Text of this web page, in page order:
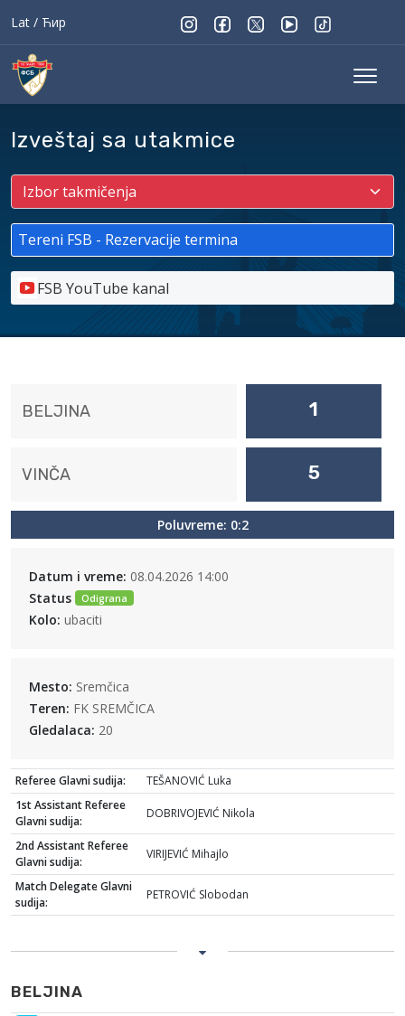
Lat / Ћир
Izveštaj sa utakmice
Tereni FSB - Rezervacije termina
FSB YouTube kanal
BELJINA 1
VINČA 5
Poluvreme: 0:2
Datum i vreme: 08.04.2026 14:00
Status
Odigrana
Kolo: ubaciti
Mesto: Sremčica
Teren: FK SREMČICA
Gledalaca: 20
Referee Glavni sudija:
TEŠANOVIĆ Luka
1st Assistant Referee
Glavni sudija:
DOBRIVOJEVIĆ Nikola
2nd Assistant Referee
Glavni sudija:
VIRIJEVIĆ Mihajlo
Match Delegate Glavni
sudija:
PETROVIĆ Slobodan
BELJINA